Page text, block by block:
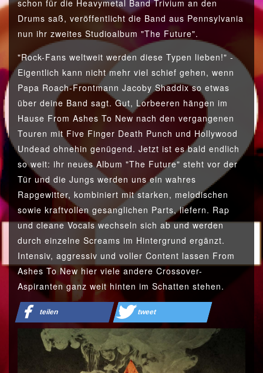
schon für die Heavymetal Band Trivium an den
Drums saß, veröffentlicht die Band aus Pennsylvania
nun ihr zweites Studioalbum "The Future".
"Rock-Fans weltweit werden diese Typen lieben!" -
Eigentlich kann nicht mehr viel schief gehen, wenn
Papa Roach-Frontmann Jacoby Shaddix so etwas
über deine Band sagt. Gut, Lorbeeren hängen im
Hause From Ashes To New nach den vergangenen
Touren mit Five Finger Death Punch und Hollywood
Undead ohnehin genügend. Jetzt ist es bald endlich
so weit: ihr neues Album "The Future" steht vor der
Tür und die Jungs werden uns ein wahres
Rapgewitter, kombiniert mit starken, melodischen
sowie kraftvollen gesanglichen Parts, liefern. Rap
und cleane Vocals wechseln sich ab und werden
durch einzelne Screams im Hintergrund ergänzt.
Intensiv, aggressiv und voller Content lassen From
Ashes To New hier viele andere Crossover-
Aspiranten ganz weit hinten im Schatten stehen.
teilen tweet